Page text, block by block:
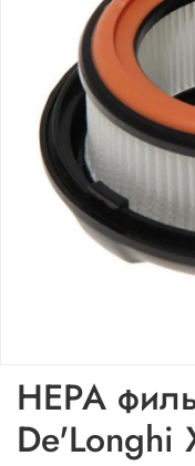
HEPA
De'Longhi